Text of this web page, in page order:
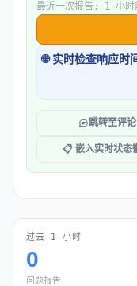
最近一次报告: 1 小时
🌐 实时检查响应时
跳转至评论
📋 嵌入实时状态
过去 1 小时
0
问题报告